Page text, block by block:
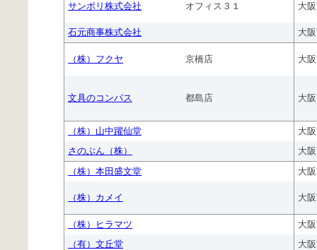
サンポリ株式会社 オフィス３１ 大
石元商事株式会社 大
（株）フクヤ 京橋店 大
文具のコンパス 都島店 大
（株）山中躍仙堂
大
さのぶん（株）
大
（株）本田盛文堂
大
（株）カメイ 大
（株）ヒラマツ
大
（有）文丘堂
大